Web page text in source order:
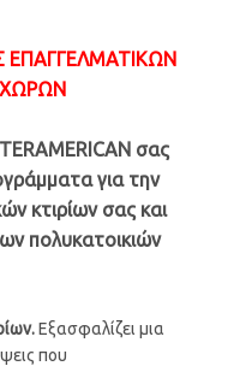
ΕΠΑΓΓΕΛΜΑΤΙΚΩΝ
ΧΩΡΩΝ
σας
για την
κτιρίων σας και
πολυκατοικιών
Εξασφαλίζει μια
που